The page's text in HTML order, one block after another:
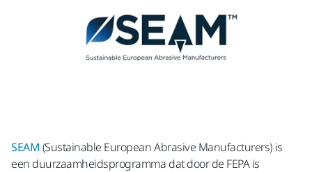
SEAM (Sustainable European Abrasive Manufacturers) is
een duurzaamheidsprogramma dat door de FEPA is